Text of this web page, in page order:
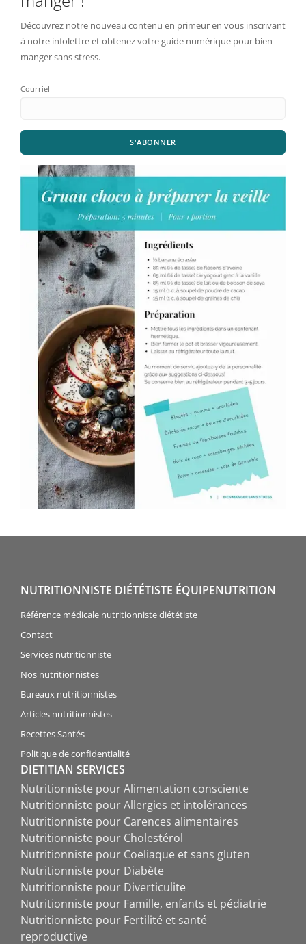
Découvrez notre nouveau contenu en primeur en vous inscrivant
à notre infolettre et obtenez votre guide numérique pour bien
manger sans stress.
Courriel
S'ABONNER
NUTRITIONNISTE DIÉTÉTISTE ÉQUIPENUTRITION
Référence médicale nutritionniste diététiste
Contact
Services nutritionniste
Nos nutritionnistes
Bureaux nutritionnistes
Articles nutritionnistes
Recettes Santés
Politique de confidentialité
DIETITIAN SERVICES
Nutritionniste pour Alimentation consciente
Nutritionniste pour Allergies et intolérances
Nutritionniste pour Carences alimentaires
Nutritionniste pour Cholestérol
Nutritionniste pour Coeliaque et sans gluten
Nutritionniste pour Diabète
Nutritionniste pour Diverticulite
Nutritionniste pour Famille, enfants et pédiatrie
Nutritionniste pour Fertilité et santé
reproductive